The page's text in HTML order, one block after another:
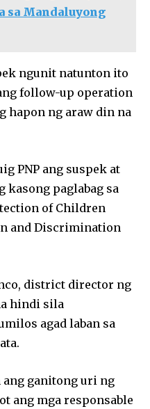
sa Mandaluyong
ngunit natunton ito
follow-up operation
hapon ng araw din na
PNP ang suspek at
kasong paglabag sa
of Children
and Discrimination
district director ng
hindi sila
agad laban sa
ganitong uri ng
ang mga responsable